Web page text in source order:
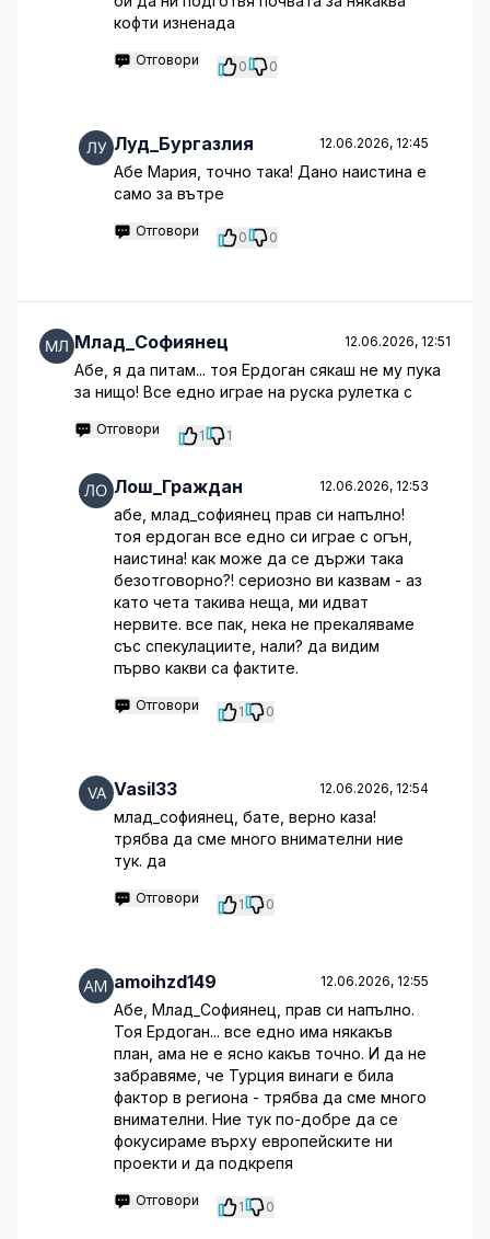
кофти изненада
Отговори 0 0
Луд_Бургазлия 12.06.2026, 12:45
Абе Мария, точно така! Дано наистина е
само за вътре
Отговори 0 0
Млад_Софиянец 12.06.2026, 12:51
Абе, я да питам... тоя Ердоган сякаш не му пука
за нищо! Все едно играе на руска рулетка с
Отговори 1 1
Лош_Граждан 12.06.2026, 12:53
абе, млад_софиянец прав си напълно!
тоя ердоган все едно си играе с огън,
наистина! как може да се държи така
безотговорно?! сериозно ви казвам - аз
като чета такива неща, ми идват
нервите. все пак, нека не прекаляваме
със спекулациите, нали? да видим
първо какви са фактите.
Отговори 1 0
Vasil33 12.06.2026, 12:54
млад_софиянец, бате, верно каза!
трябва да сме много внимателни ние
тук. да
Отговори 1 0
amoihzd149 12.06.2026, 12:55
Абе, Млад_Софиянец, прав си напълно.
Тоя Ердоган... все едно има някакъв
план, ама не е ясно какъв точно. И да не
забравяме, че Турция винаги е била
фактор в региона - трябва да сме много
внимателни. Ние тук по-добре да се
фокусираме върху европейските ни
проекти и да подкрепя
Отговори 1 0